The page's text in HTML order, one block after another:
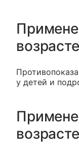
возрасте
у детей и
возрасте